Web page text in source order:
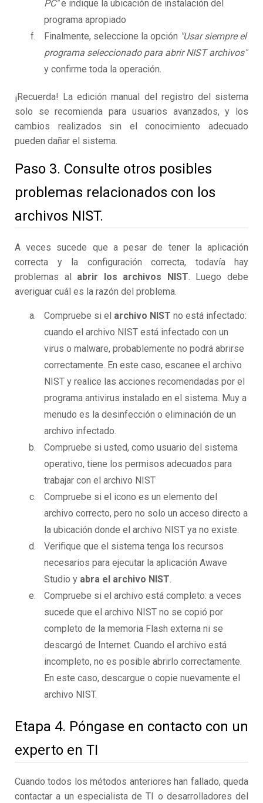
PC"e indique la ubicación de instalación del
programa apropiado
Finalmente, seleccione la opción "Usar siempre el
programa seleccionado para abrir NIST archivos"
y confirme toda la operación.
¡Recuerda! La edición manual del registro del sistema
solo se recomienda para usuarios avanzados, y los
cambios realizados sin el conocimiento adecuado
pueden dañar el sistema.
Paso 3. Consulte otros posibles
problemas relacionados con los
archivos NIST.
A veces sucede que a pesar de tener la aplicación
correcta y la configuración correcta, todavía hay
problemas al abrir los archivos NIST. Luego debe
averiguar cuál es la razón del problema.
Compruebe si el archivo NIST no está infectado:
cuando el archivo NIST está infectado con un
virus o malware, probablemente no podrá abrirse
correctamente. En este caso, escanee el archivo
NIST y realice las acciones recomendadas por el
programa antivirus instalado en el sistema. Muy a
menudo es la desinfección o eliminación de un
archivo infectado.
Compruebe si usted, como usuario del sistema
operativo, tiene los permisos adecuados para
trabajar con el archivo NIST
Compruebe si el icono es un elemento del
archivo correcto, pero no solo un acceso directo a
la ubicación donde el archivo NIST ya no existe.
Verifique que el sistema tenga los recursos
necesarios para ejecutar la aplicación Awave
Studio y abra el archivo NIST.
Compruebe si el archivo está completo: a veces
sucede que el archivo NIST no se copió por
completo de la memoria Flash externa ni se
descargó de Internet. Cuando el archivo está
incompleto, no es posible abrirlo correctamente.
En este caso, descargue o copie nuevamente el
archivo NIST.
Etapa 4. Póngase en contacto con un
experto en TI
Cuando todos los métodos anteriores han fallado, queda
contactar a un especialista de TI o desarrolladores del